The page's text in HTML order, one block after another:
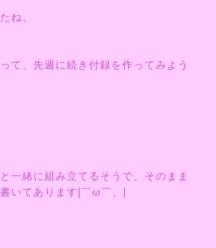
ね。
て、先週に続き付録を作ってみよう
一緒に組み立てるそうで、そのまま
いてあります|￣ω￣、|